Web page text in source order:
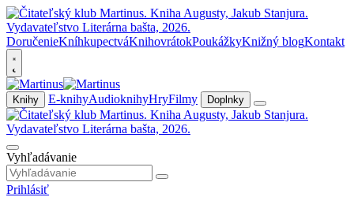
DoručenieKníhkupectváKnihovrátokPoukážkyKnižný blogKontakt
Knihy E-knihyAudioknihyHryFilmy Doplnky
Vyhľadávanie
Prihlásiť